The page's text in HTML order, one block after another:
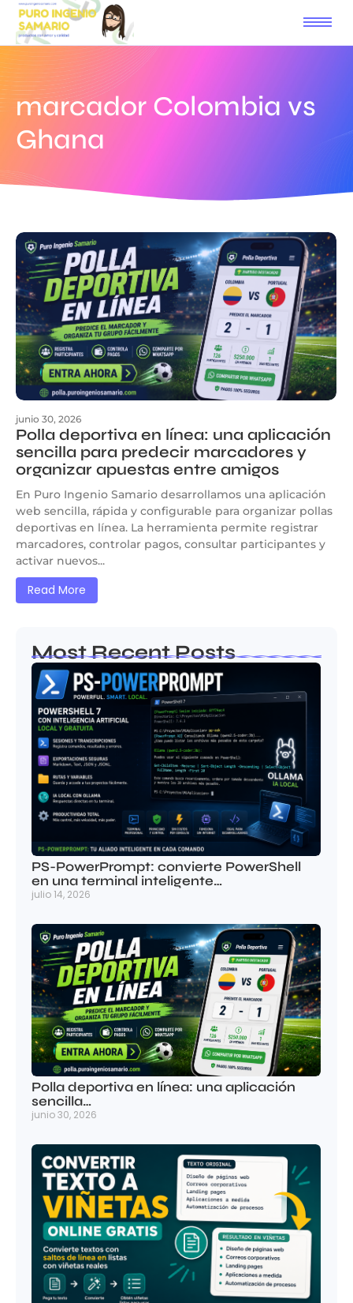
marcador Colombia vs
Ghana
junio 30, 2026
Polla deportiva en línea: una aplicación
sencilla para predecir marcadores y
organizar apuestas entre amigos
En Puro Ingenio Samario desarrollamos una aplicación
web sencilla, rápida y configurable para organizar pollas
deportivas en línea. La herramienta permite registrar
marcadores, controlar pagos, consultar participantes y
activar nuevos...
Read More
Most Recent Posts
PS-PowerPrompt: convierte PowerShell
en una terminal inteligente…
julio 14, 2026
Polla deportiva en línea: una aplicación
sencilla…
junio 30, 2026